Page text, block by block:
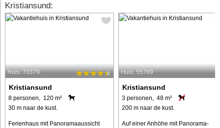
Kristiansund:
Huis: 70379
Kristiansund
8 personen, 120 m²
30 m naar de kust.
Ferienhaus mit Panoramaaussicht
Huis: 55789
Kristiansund
3 personen, 48 m²
200 m naar de kust.
Auf einer Anhöhe mit Panorama-